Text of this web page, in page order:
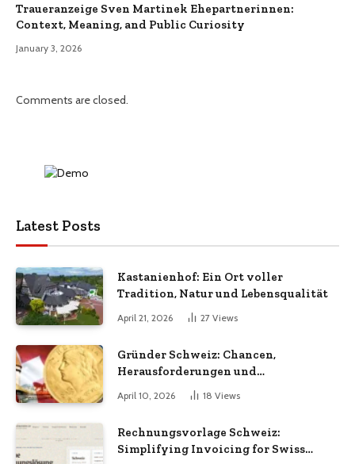
Traueranzeige Sven Martinek Ehepartnerinnen:
Context, Meaning, and Public Curiosity
January 3, 2026
Comments are closed.
Latest Posts
Kastanienhof: Ein Ort voller
Tradition, Natur und Lebensqualität
April 21, 2026 27 Views
Gründer Schweiz: Chancen,
Herausforderungen und
Erfolgsfaktoren im Unternehmertum
April 10, 2026 18 Views
Rechnungsvorlage Schweiz:
Simplifying Invoicing for Swiss